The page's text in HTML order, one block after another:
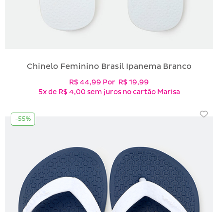
Chinelo Feminino Brasil Ipanema Branco
R$ 44,99 Por R$ 19,99
5xde R$ 4,00 sem juros no cartão Marisa
-55%